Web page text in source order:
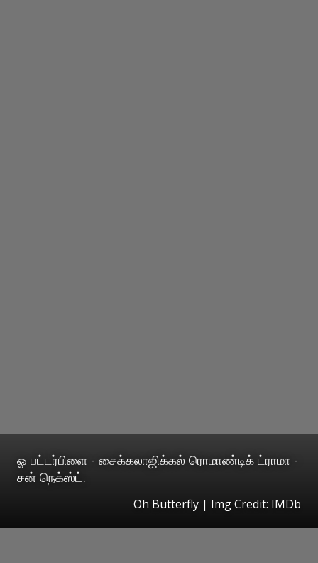
ஓ பட்டர்பிளை - சைக்கலாஜிக்கல் ரொமாண்டிக் ட்ராமா -
சன் நெக்ஸ்ட்.
Oh Butterfly | Img Credit: IMDb